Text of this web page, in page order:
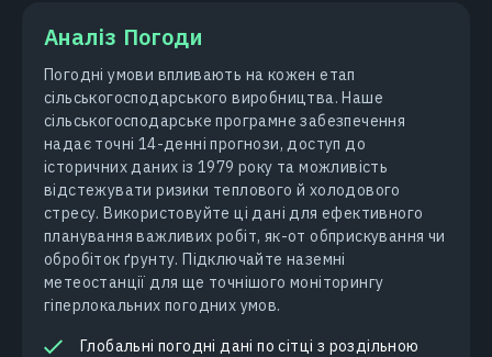
Аналіз Погоди
Погодні умови впливають на кожен етап
сільськогосподарського виробництва. Наше
сільськогосподарське програмне забезпечення
надає точні 14-денні прогнози, доступ до
історичних даних із 1979 року та можливість
відстежувати ризики теплового й холодового
стресу. Використовуйте ці дані для ефективного
планування важливих робіт, як-от обприскування чи
обробіток ґрунту. Підключайте наземні
метеостанції для ще точнішого моніторингу
гіперлокальних погодних умов.
Глобальні погодні дані по сітці з роздільною